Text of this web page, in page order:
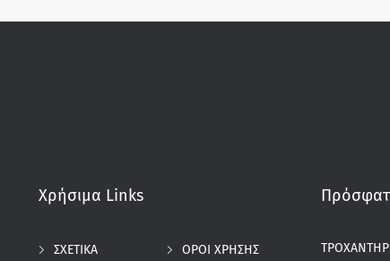
Χρήσιμα Links
ΣΧΕΤΙΚΑ ΟΡΟΙ ΧΡΗΣΗΣ